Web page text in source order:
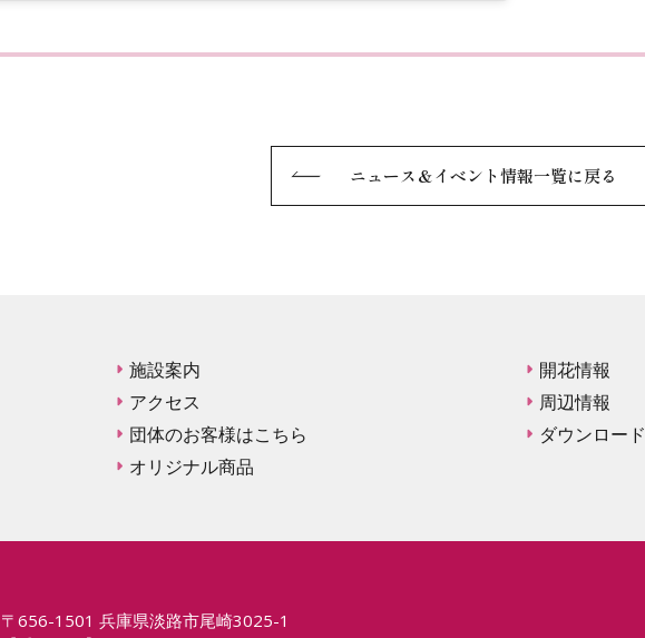
ニュース＆イベント情報一覧に戻る
施設案内
アクセス
団体のお客様はこちら
オリジナル商品
開花情報
周辺情報
ダウンロード
〒656-1501 兵庫県淡路市尾崎3025-1